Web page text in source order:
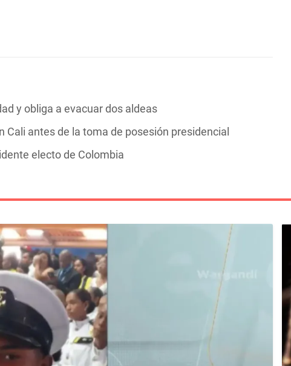
y obliga a evacuar dos aldeas
antes de la toma de posesión presidencial
electo de Colombia